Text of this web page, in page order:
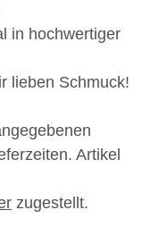
in hochwertiger
lieben Schmuck!
Artikel
zugestellt.